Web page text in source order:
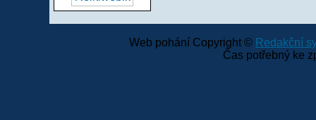
Web pohání Copyright © Redakční
Čas potřebný ke